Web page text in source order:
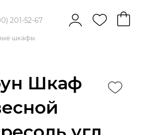
201-52-67
шкафы
Шкаф